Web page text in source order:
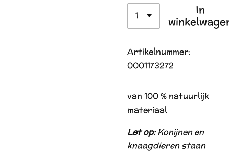
In
Artikelnummer:
0001173272
van 100 % natuurlijk
materiaal
Let op: Konijnen en
knaagdieren staan